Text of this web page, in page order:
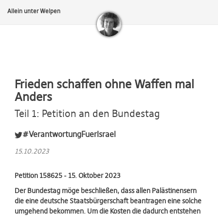
Allein unter Welpen
Frieden schaffen ohne Waffen mal
Anders
Teil 1: Petition an den Bundestag
#VerantwortungFuerIsrael
15.10.2023
Petition 158625 - 15. Oktober 2023
Der Bundestag möge beschließen, dass allen Palästinensern
die eine deutsche Staatsbürgerschaft beantragen eine solche
umgehend bekommen. Um die Kosten die dadurch entstehen